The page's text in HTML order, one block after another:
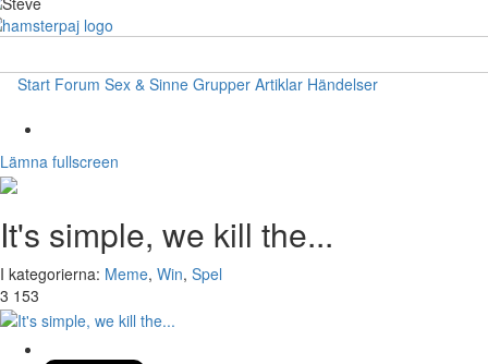
Start Forum Sex & Sinne Grupper Artiklar Händelser
Lämna fullscreen
It's simple, we kill the...
I kategorierna: Meme, Win, Spel
3 153